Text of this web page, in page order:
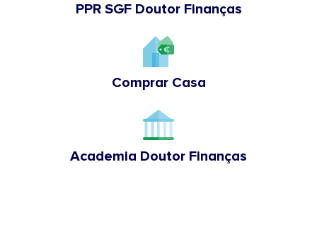
PPR SGF Doutor Finanças
Comprar Casa
Academia Doutor Finanças